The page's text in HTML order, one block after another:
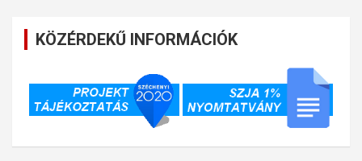
KÖZÉRDEKŰ INFORMÁCIÓK